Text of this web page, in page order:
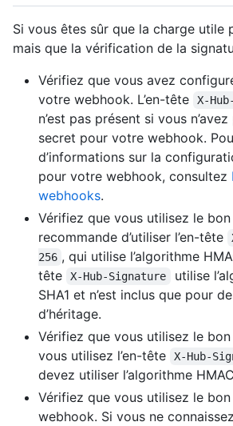
Si vous êtes sûr que la charge utile
mais que la vérification de la
Vérifiez que vous avez
votre webhook. L’en-tête
X-
n’est pas présent si vous
secret pour votre webhook.
d’informations sur la
pour votre webhook, consultez
webhooks.
Vérifiez que vous utilisez le
recommande d’utiliser l’en-tête
256 , qui utilise l’algorithme
tête
X-Hub-Signature
utilise
SHA1 et n’est inclus que pour
d’héritage.
Vérifiez que vous utilisez le
vous utilisez l’en-tête
X-Hub-
devez utiliser l’algorithme
Vérifiez que vous utilisez le
webhook. Si vous ne